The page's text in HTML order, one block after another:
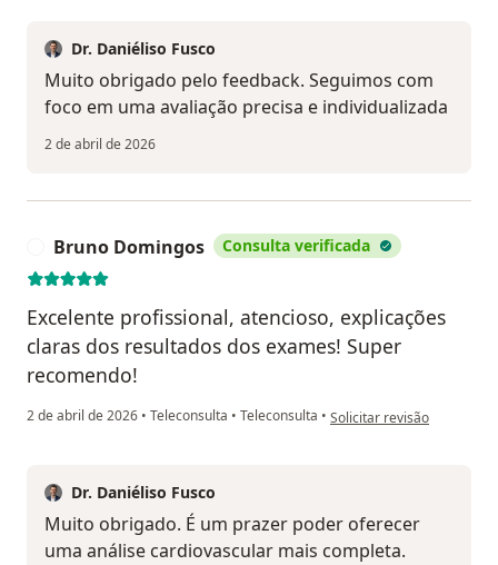
Dr. Daniéliso Fusco
Muito obrigado pelo feedback. Seguimos com
foco em uma avaliação precisa e individualizada
2 de abril de 2026
Bruno Domingos Consulta verificada
Excelente profissional, atencioso, explicações
claras dos resultados dos exames! Super
recomendo!
2 de abril de 2026 • Teleconsulta • Teleconsulta • na opinião do utilizador
Solicitar revisão
Dr. Daniéliso Fusco
Muito obrigado. É um prazer poder oferecer
uma análise cardiovascular mais completa.